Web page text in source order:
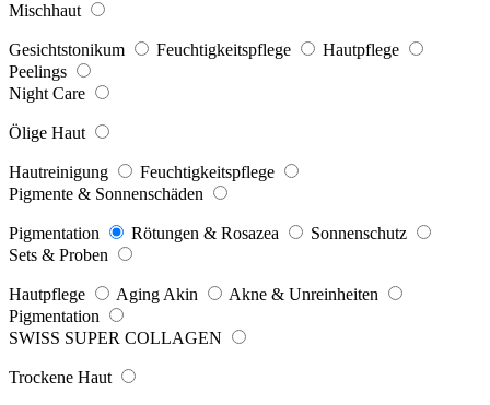
Mischhaut
Gesichtstonikum Feuchtigkeitspflege
Hautpflege
Peelings
Night Care
Ölige Haut
Hautreinigung
Feuchtigkeitspflege
Pigmente & Sonnenschäden
Pigmentation Rötungen & Rosazea
Sonnenschutz
Sets & Proben
Hautpflege Aging Akin
Akne & Unreinheiten
Pigmentation
SWISS SUPER COLLAGEN
Trockene Haut